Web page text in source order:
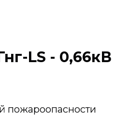
LS - 0,66кВ
пожароопасности